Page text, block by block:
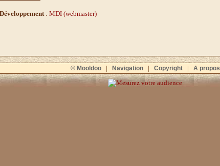
: MDI (webmaster)
© Mooldoo| Navigation| Copyright| A propos